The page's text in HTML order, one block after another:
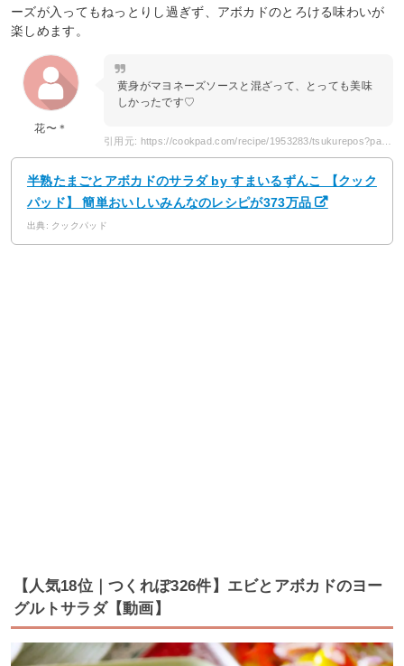
ーズが入ってもねっとりし過ぎず、アボカドのとろける味わいが
楽しめます。
花〜＊
黄身がマヨネーズソースと混ざって、とっても美味
しかったです♡
引用元: https://cookpad.com/recipe/1953283/tsukurepos?page=2
半熟たまごとアボカドのサラダ by すまいるずんこ 【クック
パッド】 簡単おいしいみんなのレシピが373万品
出典: クックパッド
【人気18位｜つくれぽ326件】エビとアボカドのヨー
グルトサラダ【動画】